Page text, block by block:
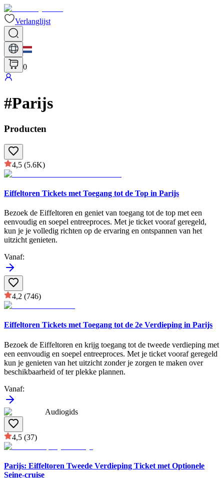
Verlanglijst
0
#Parijs
Producten
4,5 (5.6K)
Eiffeltoren Tickets met Toegang tot de Top in Parijs
Bezoek de Eiffeltoren en geniet van toegang tot de top met een
eenvoudig en soepel entreeproces. Met je ticket vooraf geregeld,
kun je je volledig richten op de ervaring en ontspannen van het
uitzicht genieten.
Vanaf:
4,2 (746)
Eiffeltoren Tickets met Toegang tot de 2e Verdieping in Parijs
Bezoek de Eiffeltoren en krijg toegang tot de tweede verdieping met
een eenvoudig en soepel entreeproces. Met je ticket vooraf geregeld
kun je genieten van het uitzicht zonder je zorgen te maken over
beschikbaarheid of ter plekke plannen.
Vanaf:
Audiogids
4,5 (37)
Parijs: Eiffeltoren Tweede Verdieping Ticket met Optionele
Seine-cruise